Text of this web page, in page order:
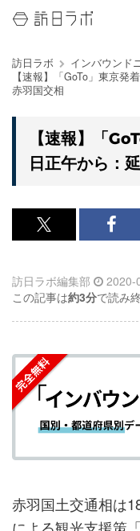
訪日ラボ インバウンド
【速報】「GoTo」東京発
赤羽国交相
【速報】「
日正午から：
x<br>
記
事
シ
ェ
ア
す
る
記
事
シ
ェ
ア
す
る
訪日ラボ編集部 2020-
この記事は約3分で読み
赤羽国土交通相は